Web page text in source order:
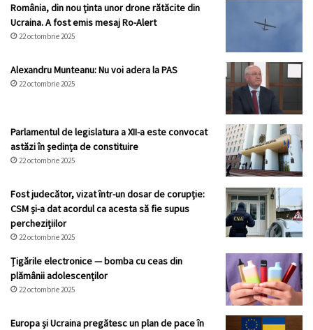
România, din nou ținta unor drone rătăcite din
Ucraina. A fost emis mesaj Ro-Alert
22 octombrie 2025
Alexandru Munteanu: Nu voi adera la PAS
22 octombrie 2025
Parlamentul de legislatura a XII-a este convocat
astăzi în ședința de constituire
22 octombrie 2025
Fost judecător, vizat într-un dosar de corupție:
CSM și-a dat acordul ca acesta să fie supus
perchezițiilor
22 octombrie 2025
Țigările electronice — bomba cu ceas din
plămânii adolescenților
22 octombrie 2025
Europa și Ucraina pregătesc un plan de pace în